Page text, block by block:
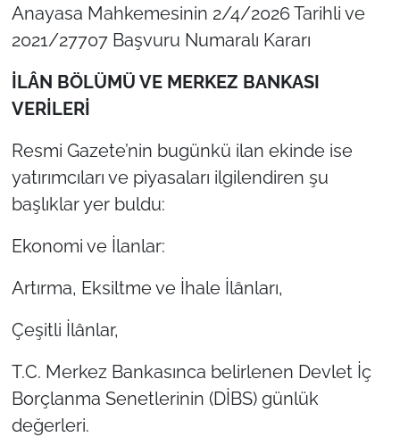
Anayasa Mahkemesinin 2/4/2026 Tarihli ve
2021/27707 Başvuru Numaralı Kararı
İLÂN BÖLÜMÜ VE MERKEZ BANKASI
VERİLERİ
Resmi Gazete’nin bugünkü ilan ekinde ise
yatırımcıları ve piyasaları ilgilendiren şu
başlıklar yer buldu:
Ekonomi ve İlanlar:
Artırma, Eksiltme ve İhale İlânları,
Çeşitli İlânlar,
T.C. Merkez Bankasınca belirlenen Devlet İç
Borçlanma Senetlerinin (DİBS) günlük
değerleri.